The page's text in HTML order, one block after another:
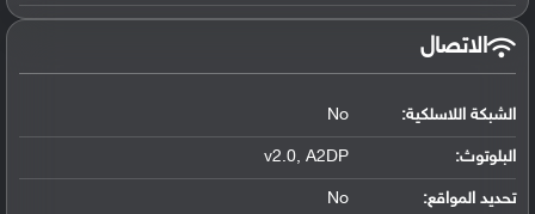
الاتصال
الشبكة اللاسلكية: No
البلوتوث:
v2.0, A2DP
تحديد المواقع:
No